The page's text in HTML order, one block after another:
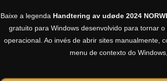
Baixe a legenda Handtering av udøde 2024
gratuito para Windows desenvolvido para tornar
operacional. Ao invés de abrir sites manualmente,
menu de contexto do